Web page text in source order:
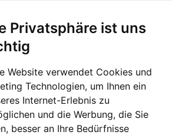
Privatsphäre ist uns
Website verwendet Cookies und
Technologien, um Ihnen ein
Internet-Erlebnis zu
und die Werbung, die Sie
besser an Ihre Bedürfnisse
sumzug
Liezen